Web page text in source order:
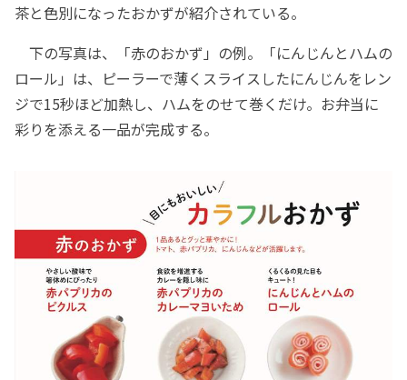
茶と色別になったおかずが紹介されている。
下の写真は、「赤のおかず」の例。「にんじんとハムの
ロール」は、ピーラーで薄くスライスしたにんじんをレン
ジで15秒ほど加熱し、ハムをのせて巻くだけ。お弁当に
彩りを添える一品が完成する。